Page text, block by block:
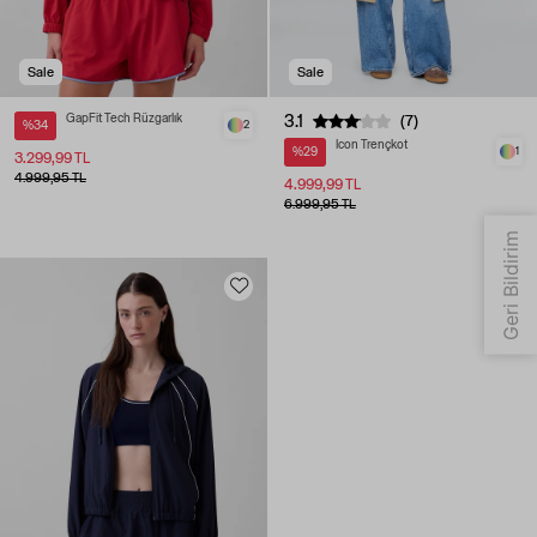
Sale
%34
GapFit Tech Rüzgarlık
3.299,99 TL
2
4.999,95 TL
Sale
3.1 (7)
%29
Icon Trençkot
4.999,99 TL
1
6.999,95 TL